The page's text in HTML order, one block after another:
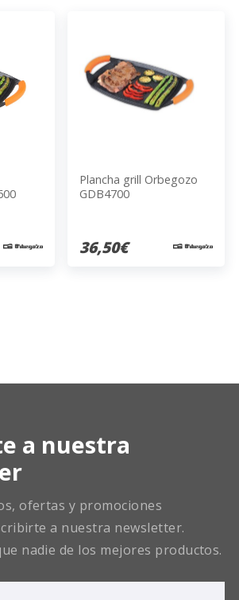
Plancha grill Orbegozo
GDB4700
36,50€
a nuestra
ofertas y promociones
a nuestra newsletter.
nadie de los mejores productos.